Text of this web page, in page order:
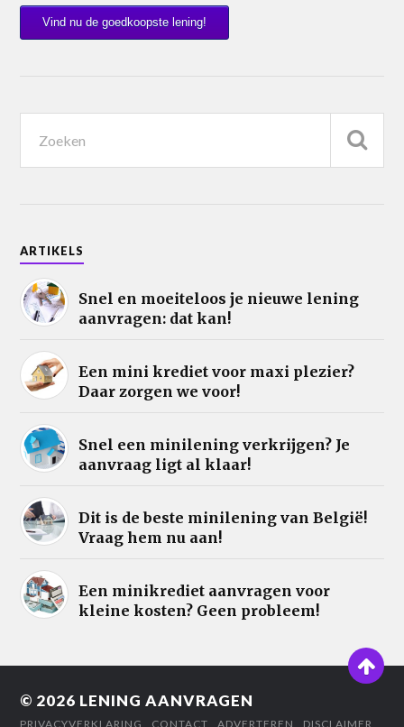
Vind nu de goedkoopste lening!
ARTIKELS
Snel en moeiteloos je nieuwe lening
aanvragen: dat kan!
Een mini krediet voor maxi plezier?
Daar zorgen we voor!
Snel een minilening verkrijgen? Je
aanvraag ligt al klaar!
Dit is de beste minilening van België!
Vraag hem nu aan!
Een minikrediet aanvragen voor
kleine kosten? Geen probleem!
© 2026 LENING AANVRAGEN
PRIVACYVERKLARING CONTACT ADVERTEREN DISCLAIMER